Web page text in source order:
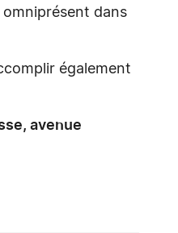
omniprésent dans
également
avenue